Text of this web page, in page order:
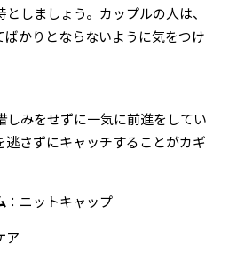
しましょう。カップルの人は、
かりとならないように気をつけ
みをせずに一気に前進をしてい
逃さずにキャッチすることがカギ
：ニットキャップ
ア